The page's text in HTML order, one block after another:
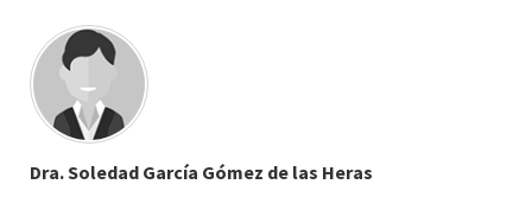
Urgencias y Emergencias por la Universidad Complutense
de Madrid (2013). Experto en Hemodiálisis por la
Universidad Complutense de Madrid (2013). Enfermera por
la Universidad Autónoma de Madrid (2011).
Docencia pregrado en la Universidad Europea de Madrid
desde 2022 hasta 2023. Docencia en pregrado, posgrado y
Dra. Soledad García Gómez de las Heras